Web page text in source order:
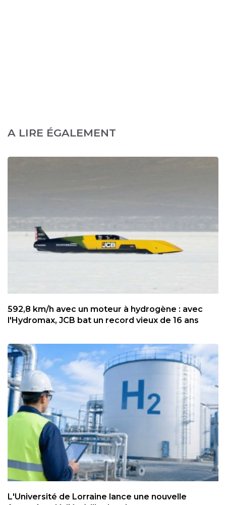
A LIRE ÉGALEMENT
592,8 km/h avec un moteur à hydrogène : avec
l'Hydromax, JCB bat un record vieux de 16 ans
L'Université de Lorraine lance une nouvelle